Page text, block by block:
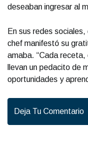
deseaban ingresar al
En sus redes
chef manifestó su
amaba. “Cada
llevan un pedacito de
oportunidades y
Deja Tu Comentario